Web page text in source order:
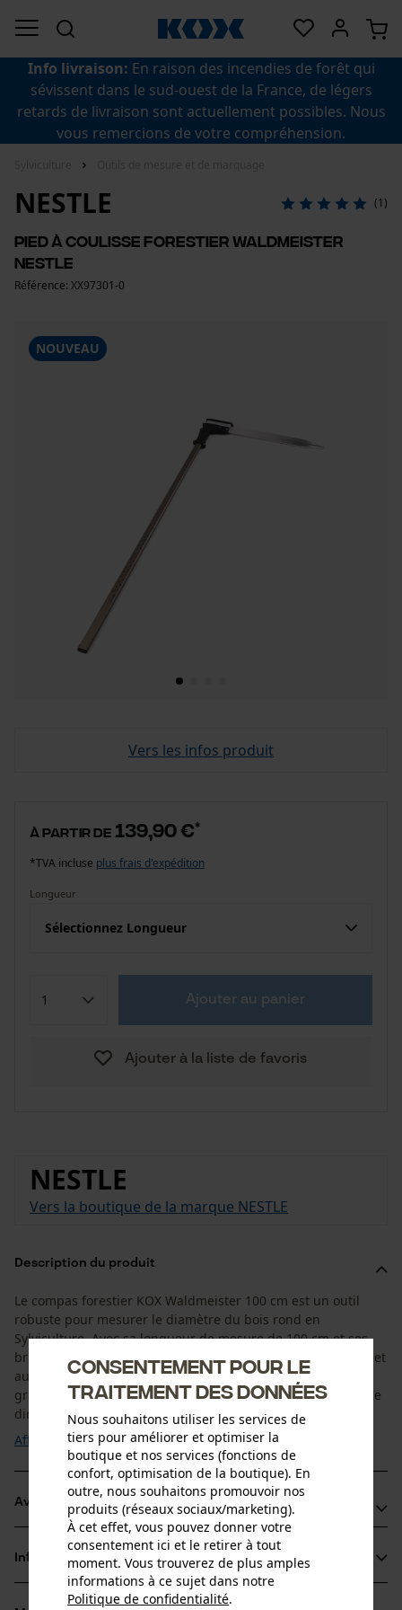
Info livraison: En raison des incendies de forêt qui
sévissent dans le sud-ouest de la France, de légers
retards de livraison sont actuellement possibles. Nous
vous remercions de votre compréhension.
NOUVEAU
NESTLE (1)
Pied à coulisse forestier Waldmeister
Nestle
Référence: XX97301-0
Vers les infos produit
à partir de 139,90 €*
*TVA incluse plus frais d'expédition
Longueur
Sélectionnez Longueur
Ajouter au panier
Ajouter à la liste de favoris
NESTLE
Vers la boutique de la marque NESTLE
Description du produit
Le compas forestier KOX Waldmeister 100 cm est un outil
robuste pour mesurer le diamètre du bois rond en
Sylviculture. Avec sa longueur de mesure de 100 cm et ses
bras de 52 cm, il convient particulièrement aux gros troncs et
aux diamètres importants. La règle anodisée dorée avec
graduation noire est facile à lire et permet un travail efficace
directement sur le dépôt de bois ou ...
Afficher plus
Avantages du produit
Maniement aisé et grande résistance à la torsion
Possibilité de relever les mesures des deux côtés
Le revêtement Eloxal protège les chiffres noirs de l'usure
Informations sur le produit
Consentement pour le
traitement des données
Nous souhaitons utiliser les services de
tiers pour améliorer et optimiser la
boutique et nos services (fonctions de
confort, optimisation de la boutique). En
outre, nous souhaitons promouvoir nos
produits (réseaux sociaux/marketing).
À cet effet, vous pouvez donner votre
consentement ici et le retirer à tout
moment. Vous trouverez de plus amples
informations à ce sujet dans notre
Politique de confidentialité.